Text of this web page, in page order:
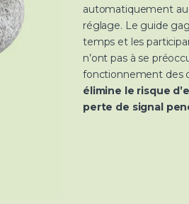
automatiquement
réglage. Le guide
temps et les
n’ont pas à se
fonctionnement des
élimine le risque
perte de signal